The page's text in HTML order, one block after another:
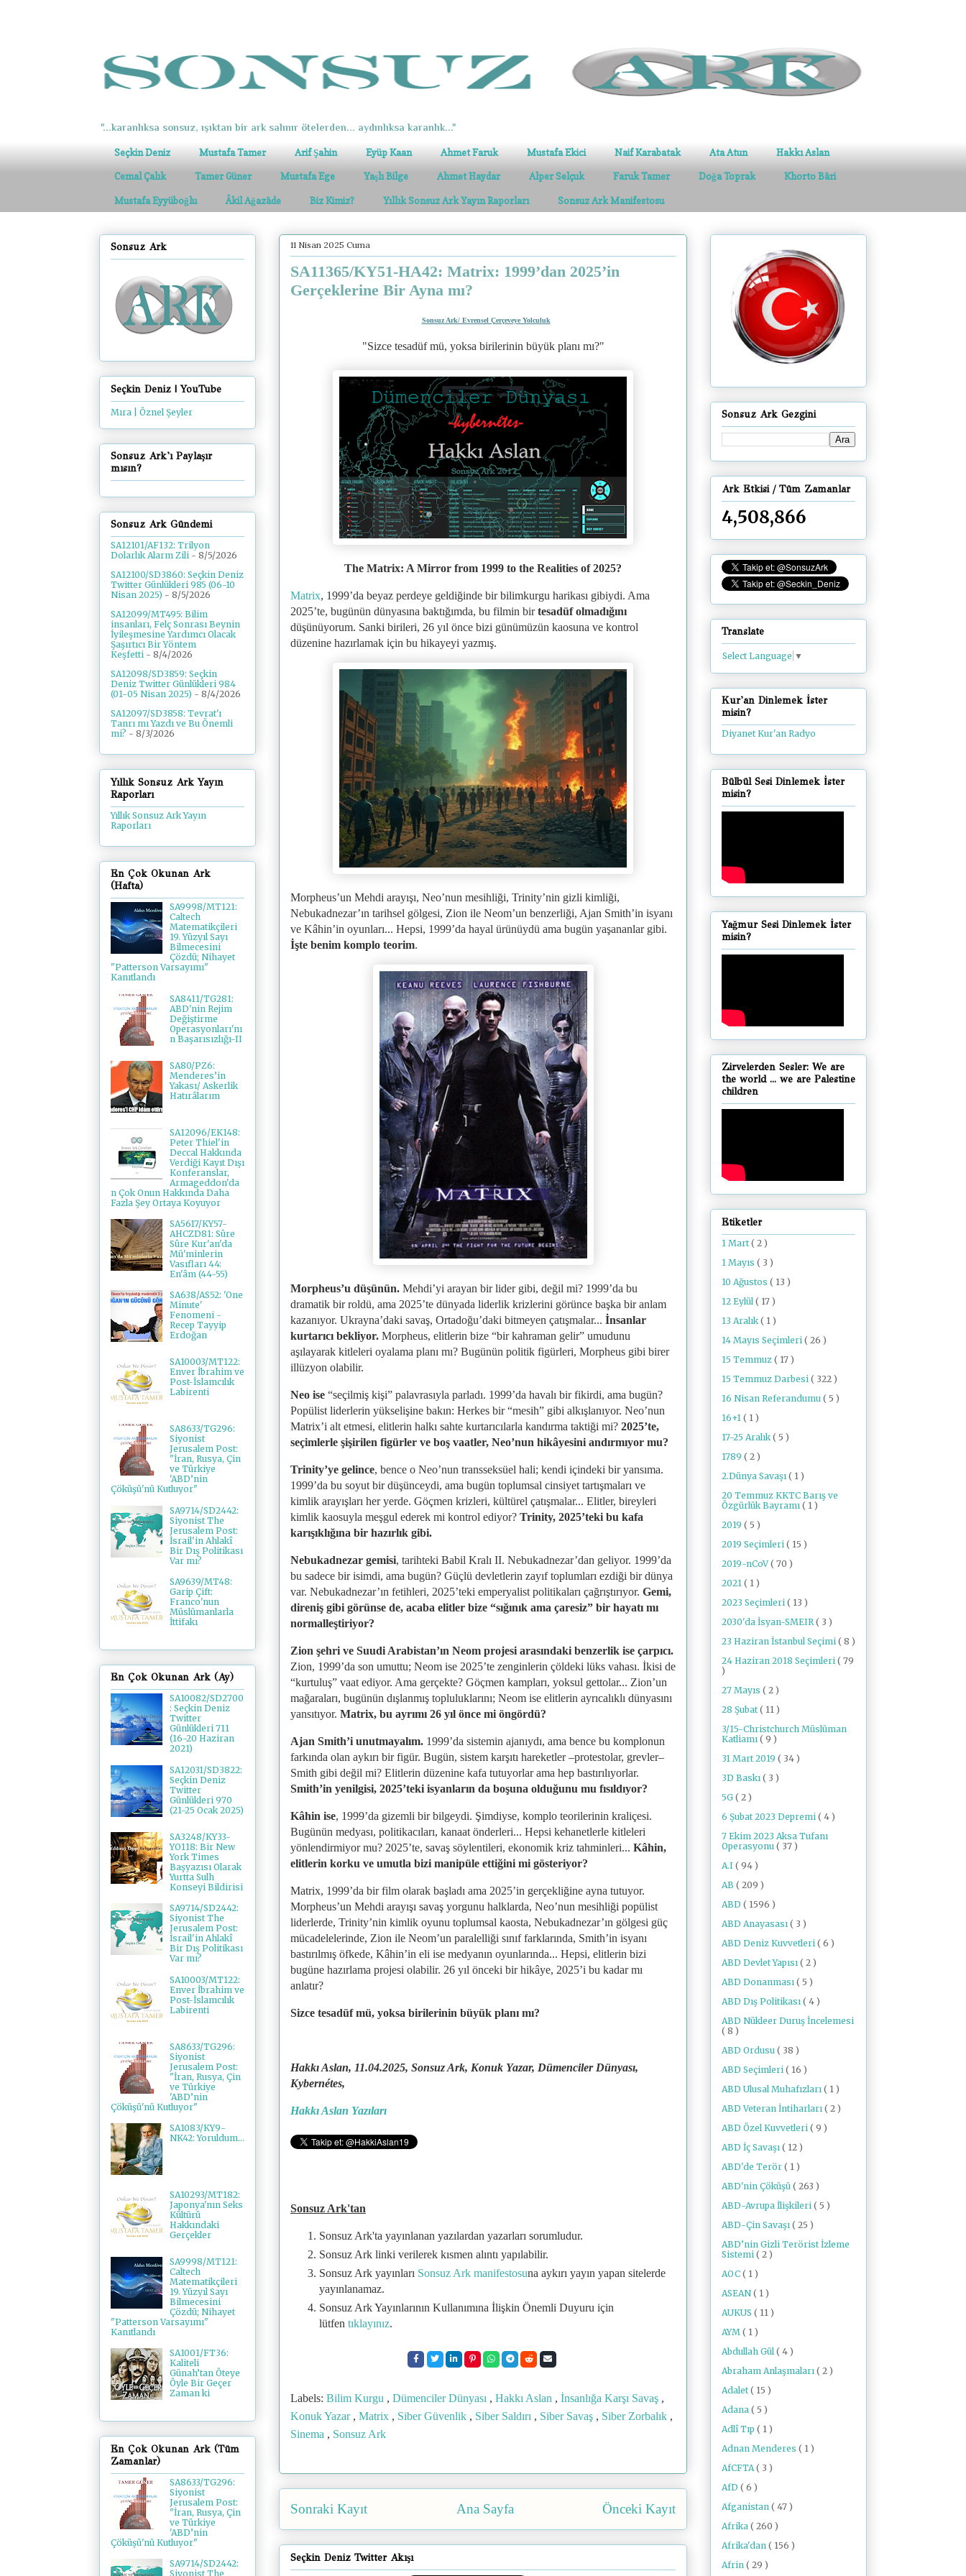
"...karanlıksa sonsuz, ışıktan bir ark salınır ötelerden... aydınlıksa karanlık..."
Seçkin Deniz Mustafa Tamer Arif Şahin Eyüp Kaan Ahmet Faruk Mustafa Ekici Naif Karabatak Ata Atun Hakkı Aslan
Cemal Çalık Tamer Güner Mustafa Ege Yaşlı Bilge Ahmet Haydar Alper Selçuk Faruk Tamer Doğa Toprak Khorto Bâri
Mustafa Eyyüboğlu Âkil Ağazâde Biz Kimiz? Yıllık Sonsuz Ark Yayın Raporları Sonsuz Ark Manifestosu
11 Nisan 2025 Cuma
SA11365/KY51-HA42: Matrix: 1999’dan 2025’in
Gerçeklerine Bir Ayna mı?
Sonsuz Ark/ Evrensel Çerçeveye Yolculuk
"Sizce tesadüf mü, yoksa birilerinin büyük planı mı?"
The Matrix: A Mirror from 1999 to the Realities of 2025?
Matrix, 1999’da beyaz perdeye geldiğinde bir bilimkurgu harikası gibiydi. Ama
2025’te, bugünün dünyasına baktığımda, bu filmin birtesadüf olmadığını
düşünüyorum. Sanki birileri, 26 yıl önce bizi günümüzün kaosuna ve kontrol
düzenine hazırlamak için bu hikayeyi yazmış.
Morpheus’un Mehdi arayışı, Neo’nun mesihliği, Trinity’nin gizli kimliği,
Nebukadnezar’ın tarihsel gölgesi, Zion ile Neom’un benzerliği, Ajan Smith’in isyanı
ve Kâhin’in oyunları... Hepsi, 1999’da hayal ürünüydü ama bugün yaşananlar gibi.
İşte benim komplo teorim.
Morpheus’u düşünün. Mehdi’yi arayan bir lider gibi, değil mi? 1999’da bu
dramatik bir roldü, ama 2025’te dünyada liderlik krizlerini görünce başka bir anlam
kazanıyor. Ukrayna’daki savaş, Ortadoğu’daki bitmeyen çatışmalar... İnsanlar
kurtarıcı bekliyor. Morpheus, elitlerin bize “bir kahraman gelir” umudunu
aşılayarak kitleleri oyalama planı mı? Bugünün politik figürleri, Morpheus gibi birer
illüzyon olabilir.
Neo ise “seçilmiş kişi” palavrasıyla parladı. 1999’da havalı bir fikirdi, ama bugün?
Popülist liderlerin yükselişine bakın: Herkes bir “mesih” gibi alkışlanıyor. Neo’nun
Matrix’i alt etmesi, elitlerin halkı sahte kurtarıcılarla kandırma taktiği mi? 2025’te,
seçimlerle şişirilen figürler ve boş vaatler, Neo’nun hikâyesini andırmıyor mu?
Trinity’ye gelince, bence o Neo’nun transseksüel hali; kendi içindeki bir yansıma.
1999’da bu soyut bir düşünceydi, ama bugün toplumsal cinsiyet tartışmaları ve
kimlik arayışları her yerde. Göçmen krizleri, kültürel çatışmalar... Elitler, bireyleri
kimlik kaosuyla meşgul ederek mi kontrol ediyor? Trinity, 2025’teki bu kafa
karışıklığına bir hazırlık gibi.
Nebukadnezar gemisi, tarihteki Babil Kralı II. Nebukadnezar’dan geliyor. 1999’da
bu sadece bir isimdi, ama bugün? Güçlü devletlerin zayıf toplumları ezdiği bir dünya
var. Nebukadnezar’ın fetihleri, 2025’teki emperyalist politikaları çağrıştırıyor. Gemi,
direniş gibi görünse de, acaba elitler bize “sığınık ama çaresiz” bir hayatı mı
normalleştiriyor?
Zion şehri ve Suudi Arabistan’ın Neom projesi arasındaki benzerlik ise çarpıcı.
Zion, 1999’da son umuttu; Neom ise 2025’te zenginlerin çöldeki lüks vahası. İkisi de
“kurtuluş” vaat ediyor. Ama gerçekte? Göçmen kampları, yoksul gettolar... Zion’un
mağaraları, bugünün dışlanmış topluluklarını; Neom ise elitlerin ayrıcalıklı dünyasını
yansıtıyor. Matrix, bu ayrımı 26 yıl önce mi öngördü?
Ajan Smith’i unutmayalım. 1999’da sistemin ajanıydı, ama bence bu komplonun
farkında olan aykırı bir figür. Bugün, sistem karşıtı hareketler –protestolar, grevler–
Smith gibi değil mi? Elitlerin düzenine kafa tutuyorlar ama hep bastırılıyorlar.
Smith’in yenilgisi, 2025’teki isyanların da boşuna olduğunu mu fısıldıyor?
Kâhin ise, 1999’da gizemli bir bilgeydi. Şimdiyse, komplo teorilerinin kraliçesi.
Bugünün medyası, politikacıları, kanaat önderleri... Hepsi kehanetlerle kitleleri
yönlendirmiyor mu? 2025’te, savaş söylentileri, ekonomik kriz tahminleri... Kâhin,
elitlerin korku ve umutla bizi manipüle ettiğini mi gösteriyor?
Matrix, 1999’da bir film olarak başladı ama 2025’in gerçekliğine ayna tutuyor.
Morpheus’un Mehdi arayışı savaş yorgunu halklarda, Neo’nun mesihliği popülist
liderlerde, Trinity’nin kimlik oyunu toplumsal kaosta, Nebukadnezar’ın gölgesi güç
mücadelelerinde, Zion ile Neom’un paralelliği sınıf farklarında, Smith’in isyanı
bastırılmış öfkede, Kâhin’in eli ise medyanın oyunlarında... Hepsi, elitlerin bizi
bugüne hazırlama projesi olabilir. 26 yıl önceki bir hikâye, 2025’i bu kadar mı
anlatır?
Sizce tesadüf mü, yoksa birilerinin büyük planı mı?
Hakkı Aslan, 11.04.2025, Sonsuz Ark, Konuk Yazar, Dümenciler Dünyası,
Kybernétes,
Hakkı Aslan Yazıları
Sonsuz Ark'tan
Sonsuz Ark'ta yayınlanan yazılardan yazarları sorumludur.
Sonsuz Ark linki verilerek kısmen alıntı yapılabilir.
Sonsuz Ark yayınları Sonsuz Ark manifestosuna aykırı yayın yapan sitelerde
yayınlanamaz.
Sonsuz Ark Yayınlarının Kullanımına İlişkin Önemli Duyuru için
lütfen tıklayınız.
Labels: Bilim Kurgu , Dümenciler Dünyası , Hakkı Aslan , İnsanlığa Karşı Savaş ,
Konuk Yazar , Matrix , Siber Güvenlik , Siber Saldırı , Siber Savaş , Siber Zorbalık ,
Sinema , Sonsuz Ark
Sonraki Kayıt Önceki Kayıt
Ana Sayfa
Seçkin Deniz Twitter Akışı
Sonsuz Ark
Seçkin Deniz | YouTube
Mıra | Öznel Şeyler
Sonsuz Ark'ı Paylaşır
mısın?
Sonsuz Ark Gündemi
SA12101/AF132: Trilyon
Dolarlık Alarm Zili - 8/5/2026
SA12100/SD3860: Seçkin Deniz
Twitter Günlükleri 985 (06-10
Nisan 2025) - 8/5/2026
SA12099/MT495: Bilim
insanları, Felç Sonrası Beynin
İyileşmesine Yardımcı Olacak
Şaşırtıcı Bir Yöntem
Keşfetti - 8/4/2026
SA12098/SD3859: Seçkin
Deniz Twitter Günlükleri 984
(01-05 Nisan 2025) - 8/4/2026
SA12097/SD3858: Tevrat'ı
Tanrı mı Yazdı ve Bu Önemli
mi? - 8/3/2026
Yıllık Sonsuz Ark Yayın
Raporları
Yıllık Sonsuz Ark Yayın
Raporları
En Çok Okunan Ark
(Hafta)
SA9998/MT121:
Caltech
Matematikçileri
19. Yüzyıl Sayı
Bilmecesini
Çözdü; Nihayet
"Patterson Varsayımı"
Kanıtlandı
SA8411/TG281:
ABD'nin Rejim
Değiştirme
Operasyonları'nı
n Başarısızlığı-II
SA80/PZ6:
Menderes’in
Yakası/ Askerlik
Hatırâlarım
SA12096/EK148:
Peter Thiel'in
Deccal Hakkında
Verdiği Kayıt Dışı
Konferanslar,
Armageddon'da
n Çok Onun Hakkında Daha
Fazla Şey Ortaya Koyuyor
SA5617/KY57-
AHCZD81: Sûre
Sûre Kur'an'da
Mü'minlerin
Vasıfları 44:
En'âm (44-55)
SA638/AS52: 'One
Minute'
Fenomeni -
Recep Tayyip
Erdoğan
SA10003/MT122:
Enver İbrahim ve
Post-İslamcılık
Labirenti
SA8633/TG296:
Siyonist
Jerusalem Post:
"İran, Rusya, Çin
ve Türkiye
'ABD’nin
Çöküşü'nü Kutluyor"
SA9714/SD2442:
Siyonist The
Jerusalem Post:
İsrail'in Ahlakî
Bir Dış Politikası
Var mı?
SA9639/MT48:
Garip Çift:
Franco'nun
Müslümanlarla
İttifakı
En Çok Okunan Ark (Ay)
SA10082/SD2700
: Seçkin Deniz
Twitter
Günlükleri 711
(16-20 Haziran
2021)
SA12031/SD3822:
Seçkin Deniz
Twitter
Günlükleri 970
(21-25 Ocak 2025)
SA3248/KY33-
YO118: Bir New
York Times
Başyazısı Olarak
Yurtta Sulh
Konseyi Bildirisi
SA9714/SD2442:
Siyonist The
Jerusalem Post:
İsrail'in Ahlakî
Bir Dış Politikası
Var mı?
SA10003/MT122:
Enver İbrahim ve
Post-İslamcılık
Labirenti
SA8633/TG296:
Siyonist
Jerusalem Post:
"İran, Rusya, Çin
ve Türkiye
'ABD’nin
Çöküşü'nü Kutluyor"
SA1083/KY9-
NK42: Yoruldum...
SA10293/MT182:
Japonya'nın Seks
Kültürü
Hakkındaki
Gerçekler
SA9998/MT121:
Caltech
Matematikçileri
19. Yüzyıl Sayı
Bilmecesini
Çözdü; Nihayet
"Patterson Varsayımı"
Kanıtlandı
SA1001/FT36:
Kaliteli
Günah’tan Öteye
Öyle Bir Geçer
Zaman ki
En Çok Okunan Ark (Tüm
Zamanlar)
SA8633/TG296:
Siyonist
Jerusalem Post:
"İran, Rusya, Çin
ve Türkiye
'ABD’nin
Çöküşü'nü Kutluyor"
SA9714/SD2442:
Siyonist The
Sonsuz Ark Gezgini
Ark Etkisi / Tüm Zamanlar
4,508,866
Translate
Select Language ▼
Kur'an Dinlemek İster
misin?
Diyanet Kur'an Radyo
Bülbül Sesi Dinlemek İster
misin?
Yağmur Sesi Dinlemek İster
misin?
Zirvelerden Sesler: We are
the world ... we are Palestine
children
Etiketler
1 Mart ( 2 )
1 Mayıs ( 3 )
10 Ağustos ( 13 )
12 Eylül ( 17 )
13 Aralık ( 1 )
14 Mayıs Seçimleri ( 26 )
15 Temmuz ( 17 )
15 Temmuz Darbesi ( 322 )
16 Nisan Referandumu ( 5 )
16+1 ( 1 )
17-25 Aralık ( 5 )
1789 ( 2 )
2.Dünya Savaşı ( 1 )
20 Temmuz KKTC Barış ve
Özgürlük Bayramı ( 1 )
2019 ( 5 )
2019 Seçimleri ( 15 )
2019-nCoV( 70 )
2021 ( 1 )
2023 Seçimleri ( 13 )
2030'da İsyan-SMEIR ( 3 )
23 Haziran İstanbul Seçimi ( 8 )
24 Haziran 2018 Seçimleri ( 79
)
27 Mayıs ( 2 )
28 Şubat ( 11 )
3/15-Christchurch Müslüman
Katliamı ( 9 )
31 Mart 2019 ( 34 )
3D Baskı ( 3 )
5G ( 2 )
6 Şubat 2023 Depremi ( 4 )
7 Ekim 2023 Aksa Tufanı
Operasyonu ( 37 )
A.I ( 94 )
AB ( 209 )
ABD ( 1596 )
ABD Anayasası ( 3 )
ABD Deniz Kuvvetleri ( 6 )
ABD Devlet Yapısı ( 2 )
ABD Donanması ( 5 )
ABD Dış Politikası ( 4 )
ABD Nükleer Duruş İncelemesi
( 8 )
ABD Ordusu ( 38 )
ABD Seçimleri ( 16 )
ABD Ulusal Muhafızları ( 1 )
ABD Veteran İntiharları ( 2 )
ABD Özel Kuvvetleri ( 9 )
ABD İç Savaşı ( 12 )
ABD'de Terör ( 1 )
ABD'nin Çöküşü ( 263 )
ABD-Avrupa İlişkileri ( 5 )
ABD-Çin Savaşı ( 25 )
ABD’nin Gizli Terörist İzleme
Sistemi ( 2 )
AOC ( 1 )
ASEAN ( 1 )
AUKUS ( 11 )
AYM ( 1 )
Abdullah Gül ( 4 )
Abraham Anlaşmaları ( 2 )
Adalet ( 15 )
Adana ( 5 )
Adlî Tıp ( 1 )
Adnan Menderes ( 1 )
AfCFTA ( 3 )
AfD ( 6 )
Afganistan ( 47 )
Afrika ( 260 )
Afrika'dan ( 156 )
Afrin ( 29 )